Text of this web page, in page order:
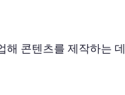
해 콘텐츠를 제작하는